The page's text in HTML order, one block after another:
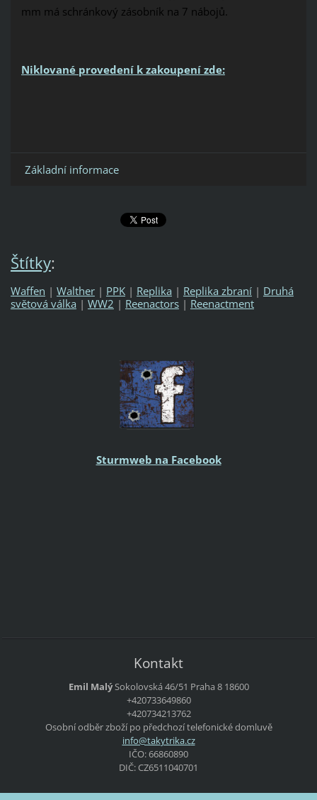
mm má schránkový zásobník na 7 nábojů.
Niklované provedení k zakoupení zde:
Základní informace
Štítky:
Waffen | Walther | PPK | Replika | Replika zbraní | Druhá
světová válka | WW2 | Reenactors | Reenactment
Sturmweb na Facebook
Kontakt
Emil MalýSokolovská 46/51 Praha 818600
+420733649860
+420734213762
Osobní odběr zboží po předchozí telefonické domluvě
info@takytrika.cz
IČO: 66860890
DIČ: CZ6511040701